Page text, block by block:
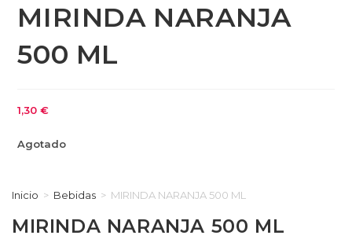
MIRINDA NARANJA
500 ML
1,30€
Agotado
Inicio > Bebidas > MIRINDA NARANJA 500 ML
MIRINDA NARANJA 500 ML